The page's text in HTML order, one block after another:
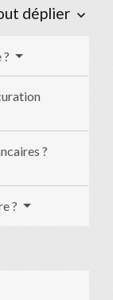
déplier keyboard_arrow_down
?
?